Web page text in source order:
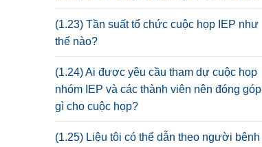
(1.23) Tần suất tổ chức cuộc họp IEP như
thế nào?
(1.24) Ai được yêu cầu tham dự cuộc họp
nhóm IEP và các thành viên nên đóng góp
gì cho cuộc họp?
(1.25) Liệu tôi có thể dẫn theo người bênh